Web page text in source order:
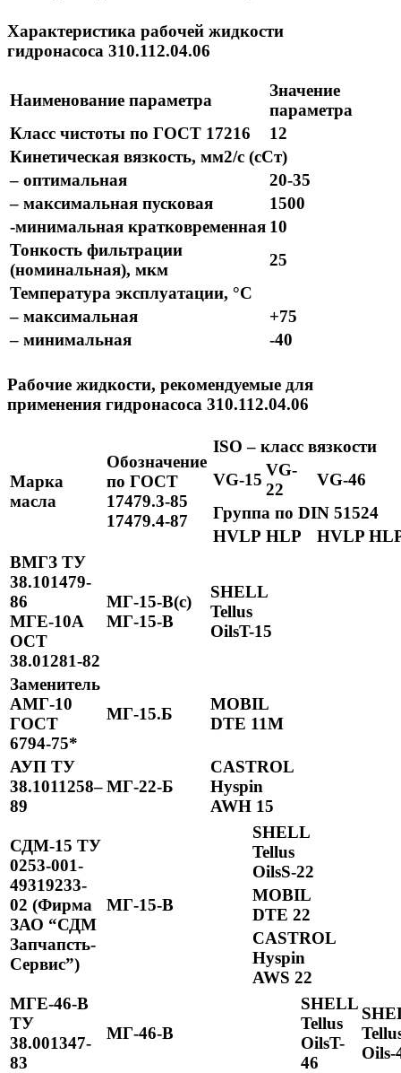
Характеристика рабочей жидкости
гидронасоса 310.112.04.06
Наименование параметра
Значение
параметра
Класс чистоты по ГОСТ 17216
12
Кинетическая вязкость, мм2/с (сСт)
– оптимальная
20-35
– максимальная пусковая
1500
-минимальная кратковременная 10
Тонкость фильтрации
(номинальная), мкм
25
Температура эксплуатации, °С
– максимальная
+75
– минимальная
-40
Рабочие жидкости, рекомендуемые для
применения гидронасоса 310.112.04.06
Марка
масла
Обозначение
по ГОСТ
17479.3-85
17479.4-87
ISO – класс вязкости
VG-15
VG-
22
VG-46
Группа по DIN 51524
HVLP HLP HVLP
ВМГЗ ТУ
38.101479-
86
МГЕ-10А
ОСТ
38.01281-82
МГ-15-В(с)
МГ-15-В
SHELL
Tellus
OilsT-15
Заменитель
АМГ-10
ГОСТ
6794-75*
МГ-15.Б
MOBIL
DTE 11M
АУП ТУ
38.1011258–
89
МГ-22-Б
CASTROL
Hyspin
AWH 15
СДМ-15 ТУ
0253-001-
49319233-
02 (Фирма
ЗАО “СДМ
Запчапсть-
Сервис”)
МГ-15-В
SHELL
Tellus
OilsS-22
MOBIL
DTE 22
CASTROL
Hyspin
AWS 22
МГЕ-46-В
ТУ
38.001347-
83
МГ-46-В
SHELL
Tellus
OilsT-
46
Oils-